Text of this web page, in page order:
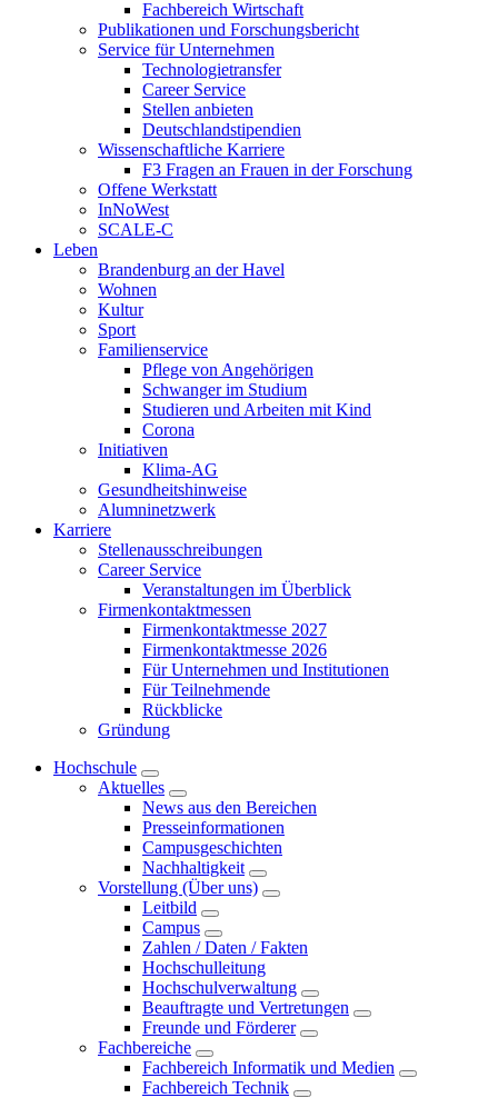
Fachbereich Wirtschaft
Publikationen und Forschungsbericht
Service für Unternehmen
Technologietransfer
Career Service
Stellen anbieten
Deutschlandstipendien
Wissenschaftliche Karriere
F3 Fragen an Frauen in der Forschung
Offene Werkstatt
InNoWest
SCALE-C
Leben
Brandenburg an der Havel
Wohnen
Kultur
Sport
Familienservice
Pflege von Angehörigen
Schwanger im Studium
Studieren und Arbeiten mit Kind
Corona
Initiativen
Klima-AG
Gesundheitshinweise
Alumninetzwerk
Karriere
Stellenausschreibungen
Career Service
Veranstaltungen im Überblick
Firmenkontaktmessen
Firmenkontaktmesse 2027
Firmenkontaktmesse 2026
Für Unternehmen und Institutionen
Für Teilnehmende
Rückblicke
Gründung
Hochschule
Aktuelles
News aus den Bereichen
Presseinformationen
Campusgeschichten
Nachhaltigkeit
Vorstellung (Über uns)
Leitbild
Campus
Zahlen / Daten / Fakten
Hochschulleitung
Hochschulverwaltung
Beauftragte und Vertretungen
Freunde und Förderer
Fachbereiche
Fachbereich Informatik und Medien
Fachbereich Technik